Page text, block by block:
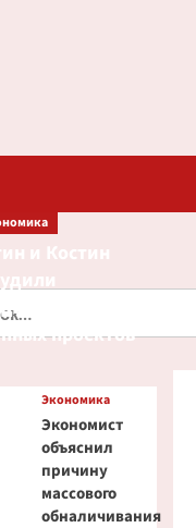
проектов
Экономика
Экономист
объяснил
причину
массового
обналичивания